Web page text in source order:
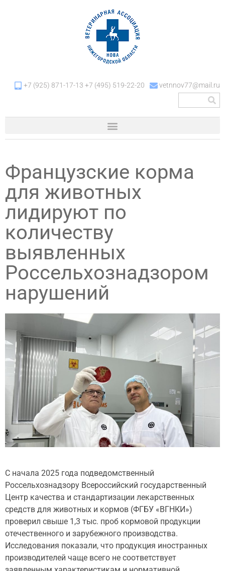
+7 (925) 871-17-13 +7 (495) 519-22-20 vetnnov77@mail.ru
Французские корма
для животных
лидируют по
количеству
выявленных
Россельхознадзором
нарушений
С начала 2025 года подведомственный
Россельхознадзору Всероссийский государственный
Центр качества и стандартизации лекарственных
средств для животных и кормов (ФГБУ «ВГНКИ»)
проверил свыше 1,3 тыс. проб кормовой продукции
отечественного и зарубежного производства.
Исследования показали, что продукция иностранных
производителей чаще всего не соответствует